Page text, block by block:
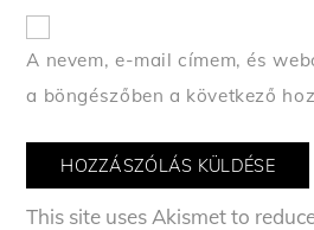
A nevem, e-mail címem, és
a böngészőben a következő
This site uses Akismet to